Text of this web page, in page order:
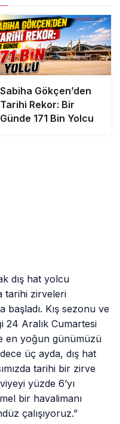
Sabiha Gökçen’den
Tarihi Rekor: Bir
Günde 171 Bin Yolcu
dış hat yolcu
tarihi zirveleri
başladı. Kış sezonu ve
24 Aralık Cumartesi
en yoğun günümüzü
üç ayda, dış hat
tarihi bir zirve
yüzde 6’yı
bir havalimanı
çalışıyoruz.”